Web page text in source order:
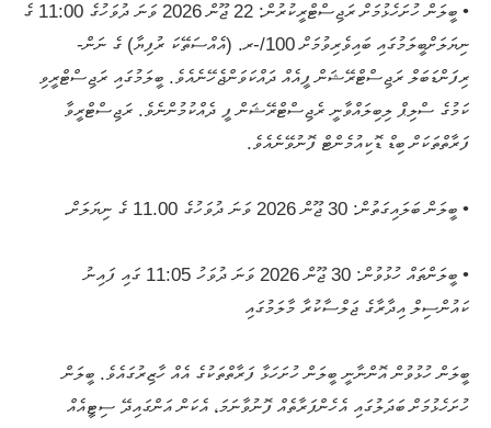
• ބީލަން ހުށަހެޅުމަށް ރަޖިސްޓްރީކުރުން: 22 ޖޫން 2026 ވަނަ ދުވަހުގެ 11:00 ގެ
ނިޔަލަށްބީލަމުގައި ބައިވެރިވުމަށް 100/-ރ. (އެއްސަތޭކަ ރުފިޔާ) ގެ ނަން-
ރިފަންޑަބަލް ރަޖިސްޓްރޭޝަން ފީއެއް ދައްކަވަންޖެހޭނެއެވެ. ބީލަމުގައި ރަޖިސްޓްރީވި
ކަމުގެ ސްލިޕް ލިބިލައްވާނީ ރެޖިސްޓްރޭޝަން ފީ ދެއްކުމުންނެވެ. ރަޖިސްޓްރީވާ
ފަރާތްތަކަށް ބިޑް ޑޮކިއުމެންޓް ފޮނުވޭނެއެވެ.
• ބީލަން ބަލައިގަތުން: 30 ޖޫން 2026 ވަނަ ދުވަހުގެ 11.00 ގެ ނިޔަލަށް.
• ބީލަންތައް ހުޅުވުން: 30 ޖޫން 2026 ވަނަ ދުވަހު 11:05 ގައި ފައިނު
ކައުންސިލް އިދާރާގެ ޖަލްސާކުރާ މާލަމުގައި
ބީލަން ހުޅުވުން އޮންނާނީ ބީލަން ހުށަހަޅާ ފަރާތްތަކުގެ އެއް ހާޒިރުގައެވެ. ބީލަން
ހުށަހެޅުމަށް ބަދަލުގައި އެހެންފަރާތެއް ފޮނުވާނަމަ، އެކަން އަންގައިދޭ ސިޓީއެއް